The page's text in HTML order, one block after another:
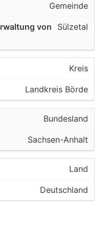
Gemeinde
Sülzetal
Kreis
Landkreis Börde
Bundesland
Sachsen-Anhalt
Land
Deutschland